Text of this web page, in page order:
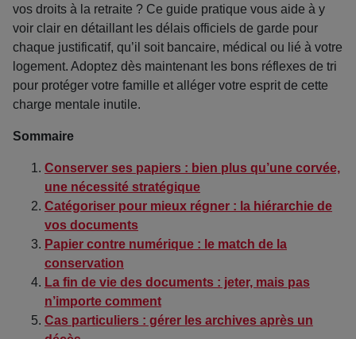
vos droits à la retraite ? Ce guide pratique vous aide à y
voir clair en détaillant les délais officiels de garde pour
chaque justificatif, qu’il soit bancaire, médical ou lié à votre
logement. Adoptez dès maintenant les bons réflexes de tri
pour protéger votre famille et alléger votre esprit de cette
charge mentale inutile.
Sommaire
Conserver ses papiers : bien plus qu’une corvée,
une nécessité stratégique
Catégoriser pour mieux régner : la hiérarchie de
vos documents
Papier contre numérique : le match de la
conservation
La fin de vie des documents : jeter, mais pas
n’importe comment
Cas particuliers : gérer les archives après un